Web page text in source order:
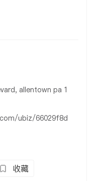
allentown pa 1
ubiz/66029f8d
收藏